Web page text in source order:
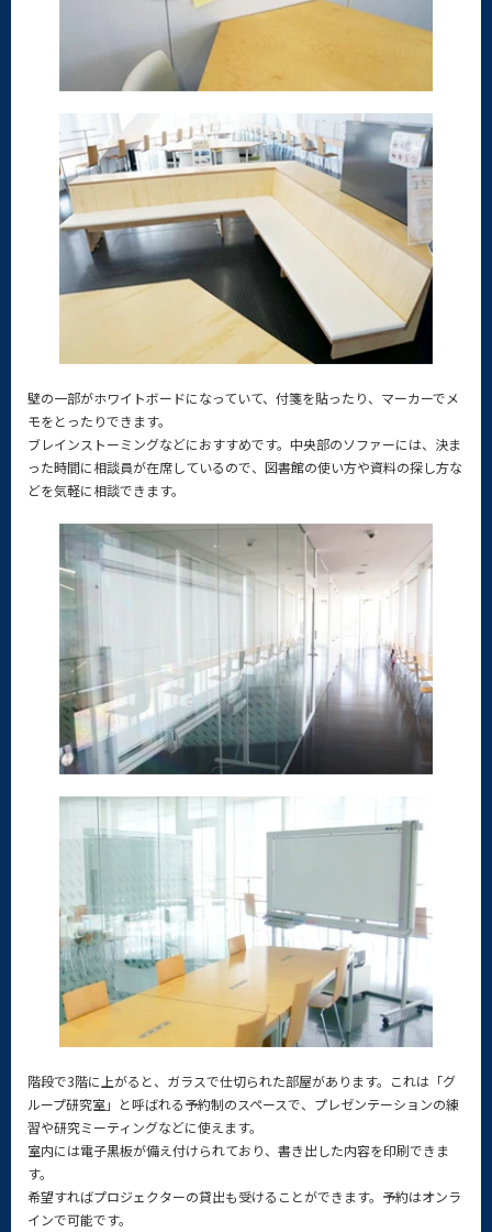
壁の一部がホワイトボードになっていて、付箋を貼ったり、マーカーでメ
モをとったりできます。
ブレインストーミングなどにおすすめです。中央部のソファーには、決ま
った時間に相談員が在席しているので、図書館の使い方や資料の探し方な
どを気軽に相談できます。
階段で3階に上がると、ガラスで仕切られた部屋があります。これは「グ
ループ研究室」と呼ばれる予約制のスペースで、プレゼンテーションの練
習や研究ミーティングなどに使えます。
室内には電子黒板が備え付けられており、書き出した内容を印刷できま
す。
希望すればプロジェクターの貸出も受けることができます。予約はオンラ
インで可能です。